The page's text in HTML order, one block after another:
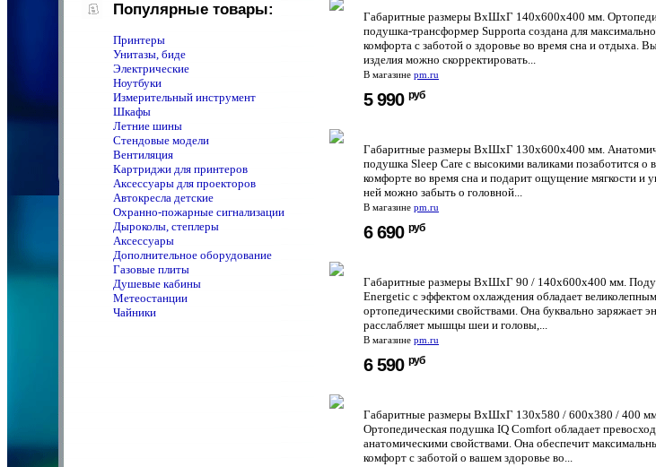
Популярные товары:
Принтеры
Унитазы, биде
Электрические
Ноутбуки
Измерительный инструмент
Шкафы
Летние шины
Стендовые модели
Вентиляция
Картриджи для принтеров
Аксессуары для проекторов
Автокресла детские
Охранно-пожарные сигнализации
Дыроколы, степлеры
Аксессуары
Дополнительное оборудование
Газовые плиты
Душевые кабины
Метеостанции
Чайники
Габаритные размеры ВхШхГ 140x600x400 мм.
подушка-трансформер Supporta создана для
комфорта с заботой о здоровье во время сна и отдыха.
изделия можно скорректировать...
В магазине pm.ru
5 990 руб
Габаритные размеры ВхШхГ 130x600x400 мм.
подушка Sleep Care с высокими валиками позаботится о
комфорте во время сна и подарит ощущение мягкости и
ней можно забыть о головной...
В магазине pm.ru
6 690 руб
Габаритные размеры ВхШхГ 90 / 140x600x400 мм.
Energetic с эффектом охлаждения обладает
ортопедическими свойствами. Она буквально заряжает
расслабляет мышцы шеи и головы,...
В магазине pm.ru
6 590 руб
Габаритные размеры ВхШхГ 130x580 / 600x380 / 400
Ортопедическая подушка IQ Comfort обладает
анатомическими свойствами. Она обеспечит
комфорт с заботой о вашем здоровье во...